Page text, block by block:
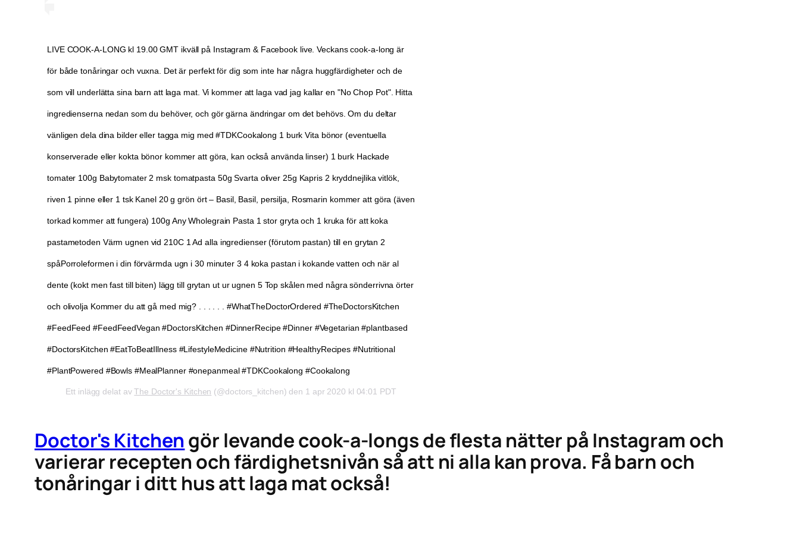
LIVE COOK-A-LONG kl 19.00 GMT ikväll på Instagram & Facebook live. Veckans cook-a-long är
för både tonåringar och vuxna. Det är perfekt för dig som inte har några huggfärdigheter och de
som vill underlätta sina barn att laga mat. Vi kommer att laga vad jag kallar en "No Chop Pot". Hitta
ingredienserna nedan som du behöver, och gör gärna ändringar om det behövs. Om du deltar
vänligen dela dina bilder eller tagga mig med #TDKCookalong 1 burk Vita bönor (eventuella
konserverade eller kokta bönor kommer att göra, kan också använda linser) 1 burk Hackade
tomater 100g Babytomater 2 msk tomatpasta 50g Svarta oliver 25g Kapris 2 kryddnejlika vitlök,
riven 1 pinne eller 1 tsk Kanel 20 g grön ört – Basil, Basil, persilja, Rosmarin kommer att göra (även
torkad kommer att fungera) 100g Any Wholegrain Pasta 1 stor gryta och 1 kruka för att koka
pastametoden Värm ugnen vid 210C 1️ Ad alla ingredienser (förutom pastan) till en grytan 2️
spåPorroleformen i din förvärmda ugn i 30 minuter 3️ 4️ koka pastan i kokande vatten och när al
dente (kokt men fast till biten) lägg till grytan ut ur ugnen 5️ Top skålen med några sönderrivna örter
och olivolja Kommer du att gå med mig? . . . . . . #WhatTheDoctorOrdered #TheDoctorsKitchen
#FeedFeed #FeedFeedVegan #DoctorsKitchen #DinnerRecipe #Dinner #Vegetarian #plantbased
#DoctorsKitchen #EatToBeatIllness #LifestyleMedicine #Nutrition #HealthyRecipes #Nutritional
#PlantPowered #Bowls #MealPlanner #onepanmeal #TDKCookalong #Cookalong
Ett inlägg delat avThe Doctor's Kitchen (@doctors_kitchen) den 1 apr 2020 kl 04:01 PDT
Doctor's Kitchengör levande cook-a-longs de flesta nätter på Instagram och
varierar recepten och färdighetsnivån så att ni alla kan prova. Få barn och
tonåringar i ditt hus att laga mat också!